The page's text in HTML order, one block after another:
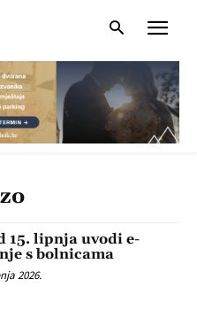
15. lipnja uvodi e-
s bolnicama
2026.